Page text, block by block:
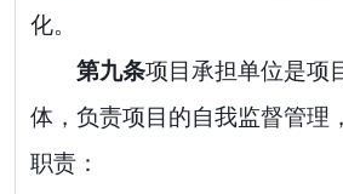
化。
第九条项目承担单位是项
体，负责项目的自我监督管理
职责：